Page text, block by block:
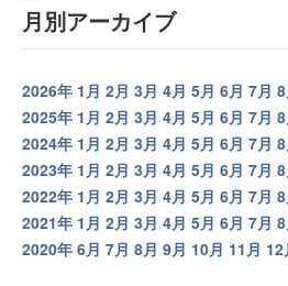
月別アーカイブ
2026年 1月 2月 3月 4月 5月 6月 7月
2025年 1月 2月 3月 4月 5月 6月 7月
2024年 1月 2月 3月 4月 5月 6月 7月
2023年 1月 2月 3月 4月 5月 6月 7月
2022年 1月 2月 3月 4月 5月 6月 7月
2021年 1月 2月 3月 4月 5月 6月 7月
2020年 6月 7月 8月 9月 10月 11月 12